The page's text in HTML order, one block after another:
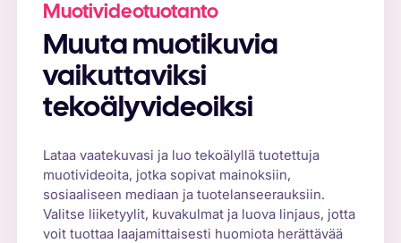
Muotivideotuotanto
Muuta muotikuvia
vaikuttaviksi
tekoälyvideoiksi
Lataa vaatekuvasi ja luo tekoälyllä tuotettuja
muotivideoita, jotka sopivat mainoksiin,
sosiaaliseen mediaan ja tuotelanseerauksiin.
Valitse liiketyylit, kuvakulmat ja luova linjaus, jotta
voit tuottaa laajamittaisesti huomiota herättävää